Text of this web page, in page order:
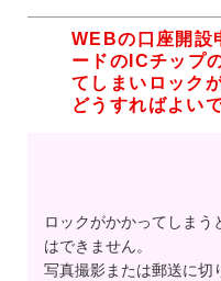
WEBの口座開設
ードのICチップ
てしまいロック
どうすればよい
ロックがかかってしま
はできません。
写真撮影または郵送に切